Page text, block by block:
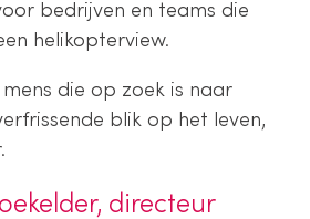
bedrijven en teams die
helikopterview.
die op zoek is naar
blik op het leven,
directeur